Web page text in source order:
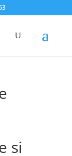
si